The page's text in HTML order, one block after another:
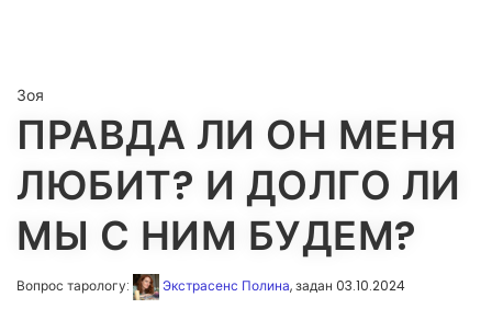
Зоя
ПРАВДА ЛИ ОН МЕНЯ
ЛЮБИТ? И ДОЛГО ЛИ
МЫ С НИМ БУДЕМ?
Вопрос тарологу: Экстрасенс Полина, задан 03.10.2024